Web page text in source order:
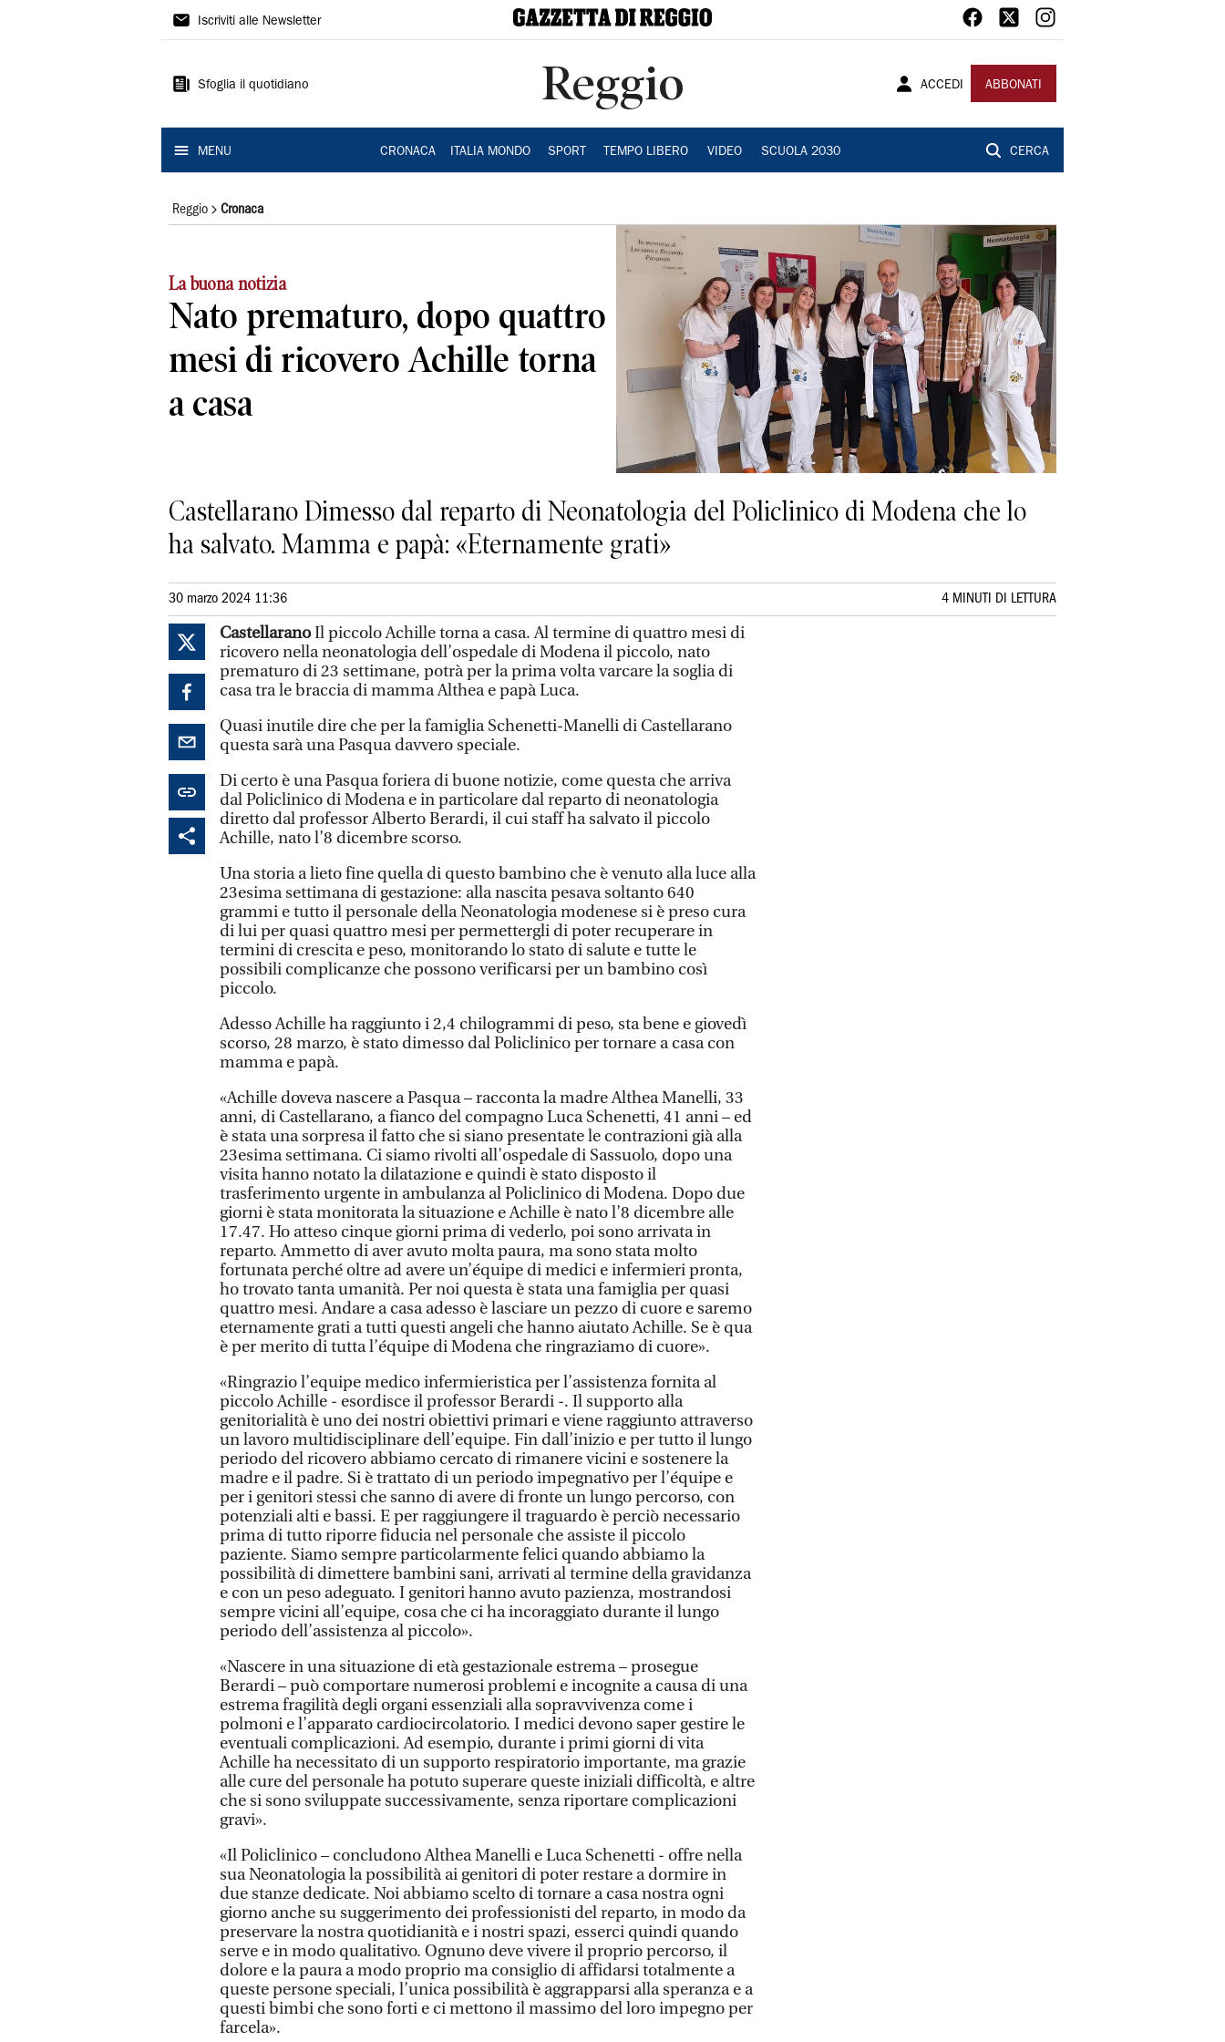
Gazzetta
Reggio
Iscriviti alle Newsletter
Sfoglia il quotidiano Reggio ACCEDI ABBONATI
MENU CRONACA ITALIA MONDO SPORT TEMPO LIBERO VIDEO SCUOLA 2030 CERCA
Reggio Cronaca
La buona notizia
Nato prematuro, dopo quattro
mesi di ricovero Achille torna
a casa
Castellarano Dimesso dal reparto di Neonatologia del Policlinico di Modena che lo
ha salvato. Mamma e papà: «Eternamente grati»
30 marzo 2024 11:36 4 MINUTI DI LETTURA
CastellaranoIl piccolo Achille torna a casa. Al termine di quattro mesi di
ricovero nella neonatologia dell’ospedale di Modena il piccolo, nato
prematuro di 23 settimane, potrà per la prima volta varcare la soglia di
casa tra le braccia di mamma Althea e papà Luca.
Quasi inutile dire che per la famiglia Schenetti-Manelli di Castellarano
questa sarà una Pasqua davvero speciale.
Di certo è una Pasqua foriera di buone notizie, come questa che arriva
dal Policlinico di Modena e in particolare dal reparto di neonatologia
diretto dal professor Alberto Berardi, il cui staff ha salvato il piccolo
Achille, nato l’8 dicembre scorso.
Una storia a lieto fine quella di questo bambino che è venuto alla luce alla
23esima settimana di gestazione: alla nascita pesava soltanto 640
grammi e tutto il personale della Neonatologia modenese si è preso cura
di lui per quasi quattro mesi per permettergli di poter recuperare in
termini di crescita e peso, monitorando lo stato di salute e tutte le
possibili complicanze che possono verificarsi per un bambino così
piccolo.
Adesso Achille ha raggiunto i 2,4 chilogrammi di peso, sta bene e giovedì
scorso, 28 marzo, è stato dimesso dal Policlinico per tornare a casa con
mamma e papà.
«Achille doveva nascere a Pasqua – racconta la madre Althea Manelli, 33
anni, di Castellarano, a fianco del compagno Luca Schenetti, 41 anni – ed
è stata una sorpresa il fatto che si siano presentate le contrazioni già alla
23esima settimana. Ci siamo rivolti all’ospedale di Sassuolo, dopo una
visita hanno notato la dilatazione e quindi è stato disposto il
trasferimento urgente in ambulanza al Policlinico di Modena. Dopo due
giorni è stata monitorata la situazione e Achille è nato l’8 dicembre alle
17.47. Ho atteso cinque giorni prima di vederlo, poi sono arrivata in
reparto. Ammetto di aver avuto molta paura, ma sono stata molto
fortunata perché oltre ad avere un’équipe di medici e infermieri pronta,
ho trovato tanta umanità. Per noi questa è stata una famiglia per quasi
quattro mesi. Andare a casa adesso è lasciare un pezzo di cuore e saremo
eternamente grati a tutti questi angeli che hanno aiutato Achille. Se è qua
è per merito di tutta l’équipe di Modena che ringraziamo di cuore».
«Ringrazio l’equipe medico infermieristica per l’assistenza fornita al
piccolo Achille - esordisce il professor Berardi -. Il supporto alla
genitorialità è uno dei nostri obiettivi primari e viene raggiunto attraverso
un lavoro multidisciplinare dell’equipe. Fin dall’inizio e per tutto il lungo
periodo del ricovero abbiamo cercato di rimanere vicini e sostenere la
madre e il padre. Si è trattato di un periodo impegnativo per l’équipe e
per i genitori stessi che sanno di avere di fronte un lungo percorso, con
potenziali alti e bassi. E per raggiungere il traguardo è perciò necessario
prima di tutto riporre fiducia nel personale che assiste il piccolo
paziente. Siamo sempre particolarmente felici quando abbiamo la
possibilità di dimettere bambini sani, arrivati al termine della gravidanza
e con un peso adeguato. I genitori hanno avuto pazienza, mostrandosi
sempre vicini all’equipe, cosa che ci ha incoraggiato durante il lungo
periodo dell’assistenza al piccolo».
«Nascere in una situazione di età gestazionale estrema – prosegue
Berardi – può comportare numerosi problemi e incognite a causa di una
estrema fragilità degli organi essenziali alla sopravvivenza come i
polmoni e l’apparato cardiocircolatorio. I medici devono saper gestire le
eventuali complicazioni. Ad esempio, durante i primi giorni di vita
Achille ha necessitato di un supporto respiratorio importante, ma grazie
alle cure del personale ha potuto superare queste iniziali difficoltà, e altre
che si sono sviluppate successivamente, senza riportare complicazioni
gravi».
«Il Policlinico – concludono Althea Manelli e Luca Schenetti - offre nella
sua Neonatologia la possibilità ai genitori di poter restare a dormire in
due stanze dedicate. Noi abbiamo scelto di tornare a casa nostra ogni
giorno anche su suggerimento dei professionisti del reparto, in modo da
preservare la nostra quotidianità e i nostri spazi, esserci quindi quando
serve e in modo qualitativo. Ognuno deve vivere il proprio percorso, il
dolore e la paura a modo proprio ma consiglio di affidarsi totalmente a
queste persone speciali, l’unica possibilità è aggrapparsi alla speranza e a
questi bimbi che sono forti e ci mettono il massimo del loro impegno per
farcela».